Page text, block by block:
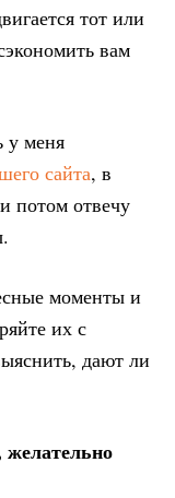
тот или
вам
у меня
сайта, в
потом отвечу
моменты и
их с
дают ли
желательно